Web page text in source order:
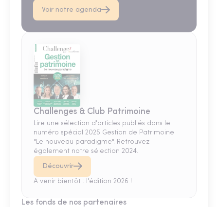
Voir notre agenda
Challenges & Club Patrimoine
Lire une sélection d'articles publiés dans le
numéro spécial 2025 Gestion de Patrimoine
"Le nouveau paradigme". Retrouvez
également notre sélection 2024.
Découvrir
A venir bientôt : l'édition 2026 !
Les fonds de nos partenaires